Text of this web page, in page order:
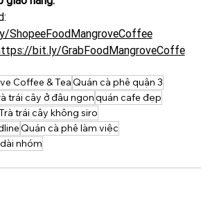
ShopeeFoodMangroveCoffee
bit.ly/GrabFoodMangroveCoffe
Coffee & TeaQuán cà phê quận 3
trái cây ở đâu ngonquán cafe đẹp
trái cây không siro
Quán cà phê làm việc
nhóm